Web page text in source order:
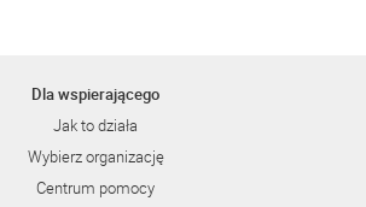
Dla wspierającego
Jak to działa
Wybierz organizację
Centrum pomocy